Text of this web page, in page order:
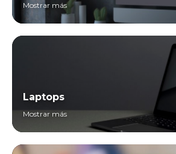
Mostrar más
Laptops
Mostrar más